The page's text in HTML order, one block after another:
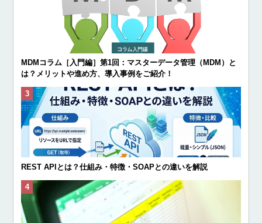
MDMコラム［入門編］第1回：マスターデータ管理（MDM）と
は？メリットや進め方、導入事例をご紹介！
REST APIとは？仕組み・特徴・SOAPとの違いを解説